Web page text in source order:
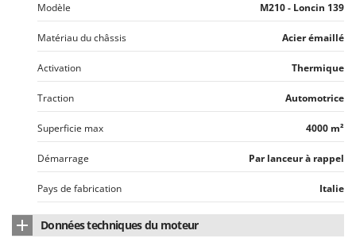
Modèle M210 - Loncin 139
Matériau du châssis Acier émaillé
Activation Thermique
Traction Automotrice
Superficie max 4000 m²
Démarrage Par lanceur à rappel
Pays de fabrication Italie
Données techniques du moteur